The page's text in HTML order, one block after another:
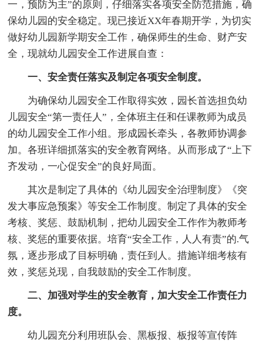
一，预防为主”的原则，仔细落实各项安全防范措施，确
保幼儿园的安全稳定。现已接近XX年春期开学，为切实
做好幼儿园新学期安全工作，确保师生的生命、财产安
全，现就幼儿园安全工作进展自查：
一、安全责任落实及制定各项安全制度。
为确保幼儿园安全工作取得实效，园长首选担负幼
儿园安全“第一责任人”，全体班主任和任课教师为成员
的幼儿园安全工作小组。形成园长牵头，各教师协调参
加。各班详细抓落实的安全教育网络。从而形成了“上下
齐发动，一心促安全”的良好局面。
其次是制定了具体的《幼儿园安全治理制度》《突
发大事应急预案》等安全工作制度。制定了具体的安全
考核、奖惩、鼓励机制，把幼儿园安全工作作为教师考
核、奖惩的重要依据。培育“安全工作，人人有责”的.气
氛，逐步形成了目标明确，责任到人。措施详细考核有
效，奖惩兑现，自我鼓励的安全工作制度。
二、加强对学生的安全教育，加大安全工作责任力
度。
幼儿园充分利用班队会、黑板报、板报等宣传阵